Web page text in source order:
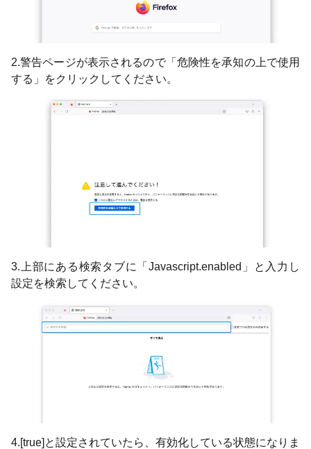
2.警告ページが表示されるので「危険性を承知の上で使用
する」をクリックしてください。
3.上部にある検索タブに「Javascript.enabled」と入力し
設定を検索してください。
4.[true]と設定されていたら、有効化している状態になりま